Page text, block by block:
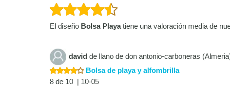
El diseño Bolsa Playatiene una valoración media de
david de llano de don antonio-carboneras
Bolsa de playa y alfombrilla
8 de 10 | 10-05